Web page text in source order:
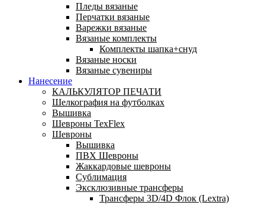
Пледы вязаные
Перчатки вязаные
Варежки вязаные
Вязаные комплекты
Комплекты шапка+снуд
Вязаные носки
Вязаные сувениры
Нанесение
КАЛЬКУЛЯТОР ПЕЧАТИ
Шелкография на футболках
Вышивка
Шевроны TexFlex
Шевроны
Вышивка
ПВХ Шевроны
Жаккардовые шевроны
Сублимация
Эксклюзивные трансферы
Трансферы 3D/4D Флок (Lextra)